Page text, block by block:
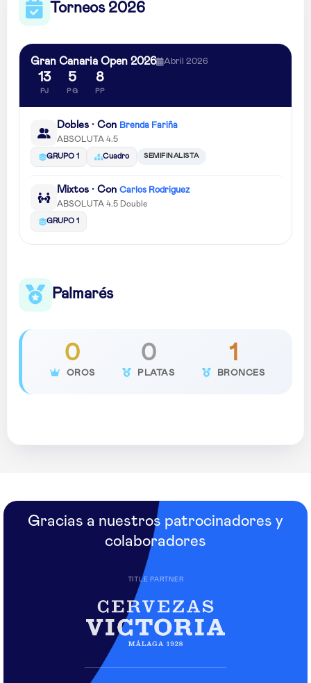
Torneos 2026
Gran Canaria Open 2026 Abril 2026
13
PJ
5
PG
8
PP
Dobles · Con Brenda Fariña
ABSOLUTA 4.5
GRUPO 1 Cuadro SEMIFINALISTA
Mixtos · Con Carlos Rodriguez
ABSOLUTA 4.5 Double
GRUPO 1
Palmarés
0
OROS
0
PLATAS
1
BRONCES
Gracias a nuestros patrocinadores y
colaboradores
TITLE PARTNER